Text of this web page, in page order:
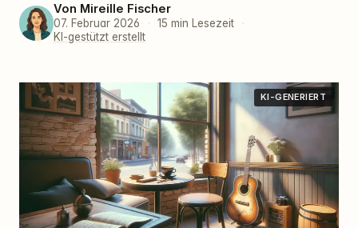
Von Mireille Fischer
07. Februar 2026 · 15 min Lesezeit
·
KI-gestützt erstellt
KI-GENERIERT